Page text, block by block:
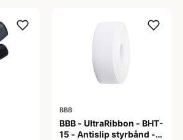
BBB
BBB - UltraRibbon - BHT-
15 - Antislip styrbånd -